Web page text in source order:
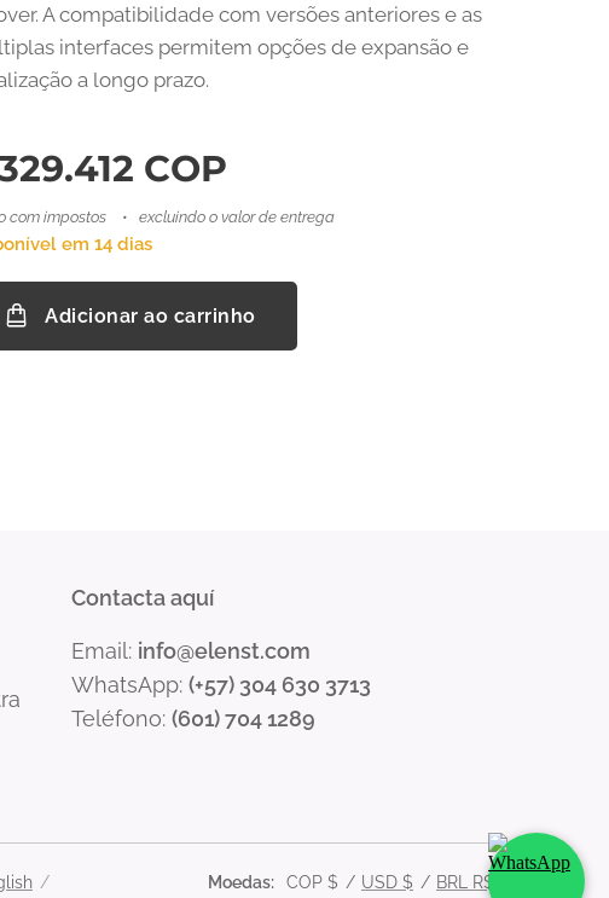
A compatibilidade com versões anteriores e as
interfaces permitem opções de expansão e
a longo prazo.
COP
com impostos excluindo o valor de entrega
em 14 dias
Adicionar ao carrinho
Contacta aquí
Email: info@elenst.com
WhatsApp: (+57) 304 630 3713
Teléfono: (601) 704 1289
Moedas COP $ USD $ BRL R$